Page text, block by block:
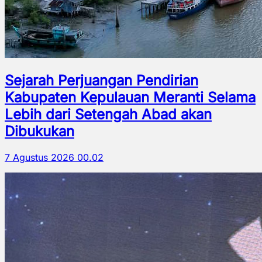
Sejarah Perjuangan Pendirian
Kabupaten Kepulauan Meranti Selama
Lebih dari Setengah Abad akan
Dibukukan
7 Agustus 2026 00.02